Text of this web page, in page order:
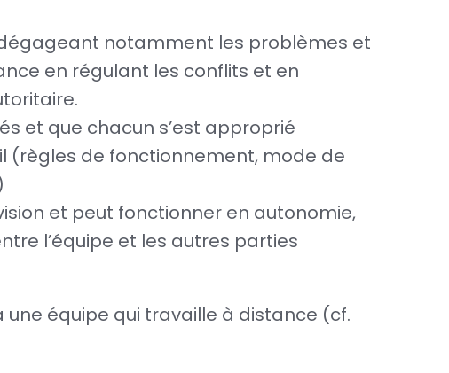
notamment les problèmes et
en régulant les conflits et en
et que chacun s’est approprié
(règles de fonctionnement, mode de
et peut fonctionner en autonomie,
l’équipe et les autres parties
équipe qui travaille à distance (cf.